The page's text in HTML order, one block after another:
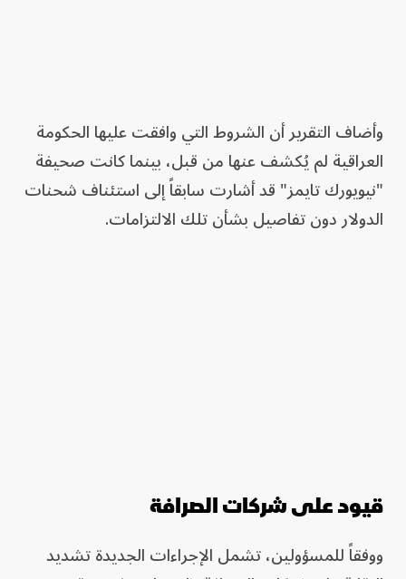
وأضاف التقرير أن الشروط التي وافقت عليها الحكومة
العراقية لم يُكشف عنها من قبل، بينما كانت صحيفة
"نيويورك تايمز" قد أشارت سابقاً إلى استئناف شحنات
الدولار دون تفاصيل بشأن تلك الالتزامات.
قيود على شركات الصرافة
ووفقاً للمسؤولين، تشمل الإجراءات الجديدة تشديد